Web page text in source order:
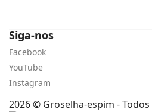
Siga-nos
Facebook
YouTube
Instagram
2026 © Groselha-espim -